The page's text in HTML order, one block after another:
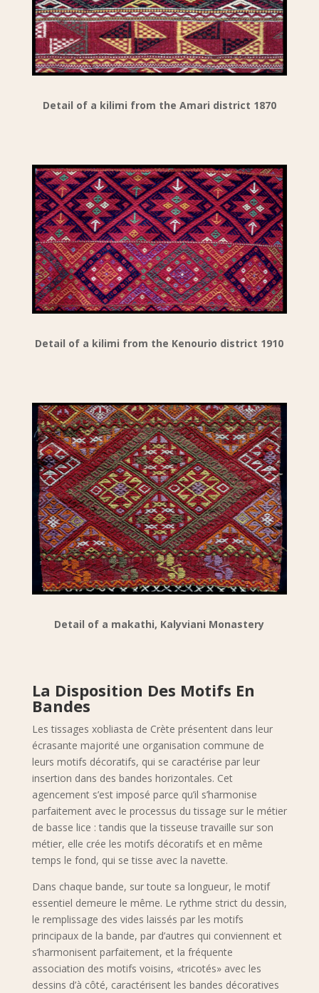
Detail of a kilimi from the Amari district 1870
Detail of a kilimi from the Kenourio district 1910
Detail of a makathi, Kalyviani Monastery
La Disposition Des Motifs En
Bandes
Les tissages xobliasta de Crète présentent dans leur
écrasante majorité une organisation commune de
leurs motifs décoratifs, qui se caractérise par leur
insertion dans des bandes horizontales. Cet
agencement s’est imposé parce qu’il s’harmonise
parfaitement avec le processus du tissage sur le métier
de basse lice : tandis que la tisseuse travaille sur son
métier, elle crée les motifs décoratifs et en même
temps le fond, qui se tisse avec la navette.
Dans chaque bande, sur toute sa longueur, le motif
essentiel demeure le même. Le rythme strict du dessin,
le remplissage des vides laissés par les motifs
principaux de la bande, par d’autres qui conviennent et
s’harmonisent parfaitement, et la fréquente
association des motifs voisins, «tricotés» avec les
dessins d’à côté, caractérisent les bandes décoratives